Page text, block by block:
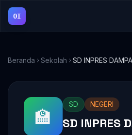
OI
Beranda Sekolah SD INPRES
🏫
SD NEGERI
SD INPRES